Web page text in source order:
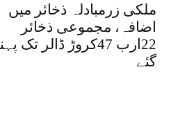
ملکی زرمبادلہ ذخائر میں
اضافہ، مجموعی ذخائر
22ارب 47کروڑ ڈالر تک
گئے